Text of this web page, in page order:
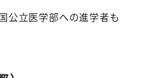
公立医学部への進学者も